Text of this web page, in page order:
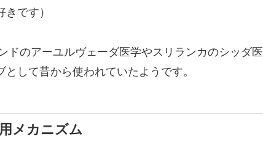
です）
ドのアーユルヴェーダ医学やスリランカのシッダ医
して昔から使われていたようです。
メカニズム